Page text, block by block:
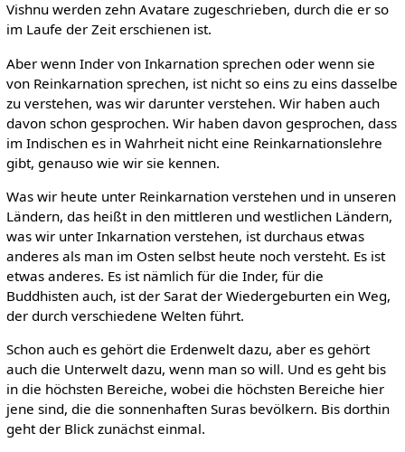
Vishnu werden zehn Avatare zugeschrieben, durch die er so
im Laufe der Zeit erschienen ist.
Aber wenn Inder von Inkarnation sprechen oder wenn sie
von Reinkarnation sprechen, ist nicht so eins zu eins dasselbe
zu verstehen, was wir darunter verstehen. Wir haben auch
davon schon gesprochen. Wir haben davon gesprochen, dass
im Indischen es in Wahrheit nicht eine Reinkarnationslehre
gibt, genauso wie wir sie kennen.
Was wir heute unter Reinkarnation verstehen und in unseren
Ländern, das heißt in den mittleren und westlichen Ländern,
was wir unter Inkarnation verstehen, ist durchaus etwas
anderes als man im Osten selbst heute noch versteht. Es ist
etwas anderes. Es ist nämlich für die Inder, für die
Buddhisten auch, ist der Sarat der Wiedergeburten ein Weg,
der durch verschiedene Welten führt.
Schon auch es gehört die Erdenwelt dazu, aber es gehört
auch die Unterwelt dazu, wenn man so will. Und es geht bis
in die höchsten Bereiche, wobei die höchsten Bereiche hier
jene sind, die die sonnenhaften Suras bevölkern. Bis dorthin
geht der Blick zunächst einmal.